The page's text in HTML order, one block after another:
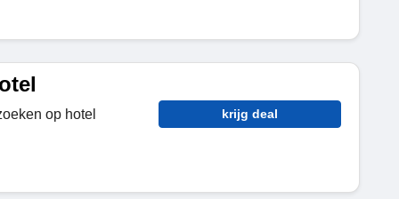
op hotel
krijg deal